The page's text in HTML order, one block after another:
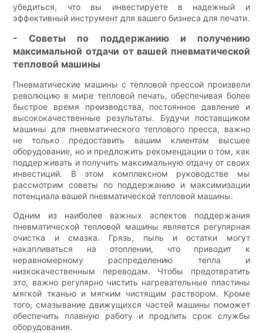
убедиться, что вы инвестируете в надежный и
эффективный инструмент для вашего бизнеса для печати.
- Советы по поддержанию и получению
максимальной отдачи от вашей пневматической
тепловой машины
Пневматические машины с тепловой прессой произвели
революцию в мире тепловой печать, обеспечивая более
быстрое время производства, постоянное давление и
высококачественные результаты. Будучи поставщиком
машины для пневматического теплового пресса, важно
не только предоставить вашим клиентам высшее
оборудование, но и предложить рекомендации о том, как
поддерживать и получить максимальную отдачу от своих
инвестиций. В этом комплексном руководстве мы
рассмотрим советы по поддержанию и максимизации
потенциала вашей пневматической тепловой машины.
Одним из наиболее важных аспектов поддержания
пневматической тепловой машины является регулярная
очистка и смазка. Грязь, пыль и остатки могут
накапливаться на отоплении, что приводит к
неравномерному распределению тепла и
низкокачественным переводам. Чтобы предотвратить
это, важно регулярно чистить нагревательные пластины
мягкой тканью и мягким чистящим раствором. Кроме
того, смазывание движущихся частей машины поможет
обеспечить плавную работу и продлить срок службы
оборудования.